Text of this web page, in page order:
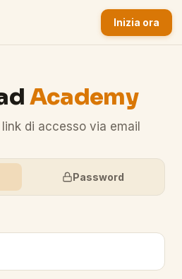
Inizia ora
Academy
di accesso via email
Password